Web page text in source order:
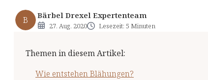
B Bärbel Drexel Expertenteam
27. Aug. 2020 Lesezeit: 5 Minuten
Themen in diesem Artikel:
Wie entstehen Blähungen?